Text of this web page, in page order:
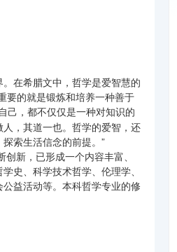
在希腊文中，哲学是爱智慧的
要的就是锻炼和培养一种善于
己，都不仅仅是一种对知识的
，其道一也。哲学的爱智，还
索生活信念的前提。”
新，已形成一个内容丰富、
史、科学技术哲学、伦理学、
益活动等。本科哲学专业的修